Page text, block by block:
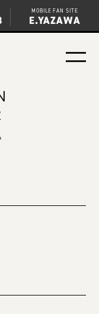
MOBILE FAN SITE
E.YAZAWA